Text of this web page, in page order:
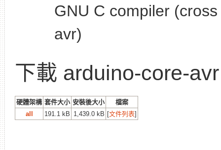
GNU C compiler
avr)
下載 arduino-core-avr
硬體架構 套件大小 安裝後大小
檔案
all
191.1 kB 1,439.0 kB [文件列表]